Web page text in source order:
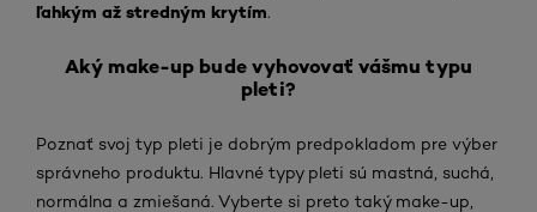
ľahkým až stredným krytím.
Aký make-up bude vyhovovať vášmu typu
pleti?
Poznať svoj typ pleti je dobrým predpokladom pre výber
správneho produktu. Hlavné typy pleti sú mastná, suchá,
normálna a zmiešaná. Vyberte si preto taký make-up,